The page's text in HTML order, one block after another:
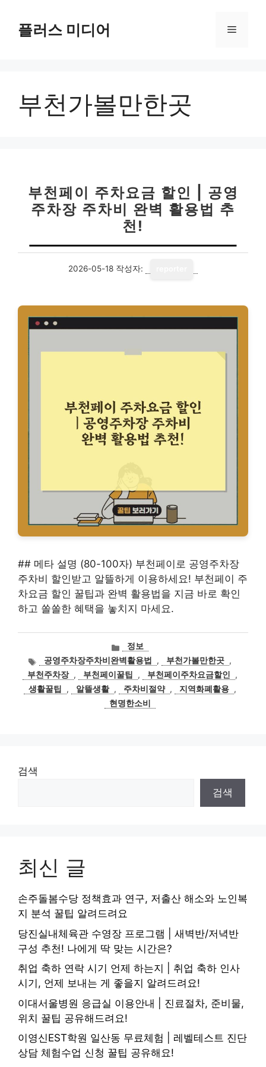
플러스 미디어 메
부천가볼만한곳
부천페이 주차요금 할인 | 공영
주차장 주차비 완벽 활용법 추
천!
2026-05-18 작성자:
## 메타 설명 (80-100자) 부천페이로 공영주차장
주차비 할인받고 알뜰하게 이용하세요! 부천페이 주
차요금 할인 꿀팁과 완벽 활용법을 지금 바로 확인
하고 쏠쏠한 혜택을 놓치지 마세요.
카
테
고
리
정보
태
그
공영주차장주차비완벽활용법 , 부천가볼만한곳 ,
부천주차장 , 부천페이꿀팁 , 부천페이주차요금할인
,
생활꿀팁
, 알뜰생활 , 주차비절약 , 지역화폐활용 ,
현명한소비
검색
검색
최신 글
손주돌봄수당 정책효과 연구, 저출산 해소와 노인복
지 분석 꿀팁 알려드려요
당진실내체육관 수영장 프로그램 | 새벽반/저녁반
구성 추천! 나에게 딱 맞는 시간은?
취업 축하 연락 시기 언제 하는지 | 취업 축하 인사
시기, 언제 보내는 게 좋을지 알려드려요!
이대서울병원 응급실 이용안내 | 진료절차, 준비물,
위치 꿀팁 공유해드려요!
이영신EST학원 일산동 무료체험 | 레벨테스트 진단
상담 체험수업 신청 꿀팁 공유해요!